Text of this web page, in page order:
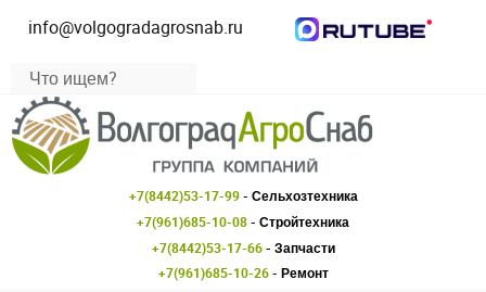
info@volgogradagrosnab.ru
+7(8442)53-17-99- Сельхозтехника
+7(961)685-10-08- Стройтехника
+7(8442)53-17-66- Запчасти
+7(961)685-10-26- Ремонт